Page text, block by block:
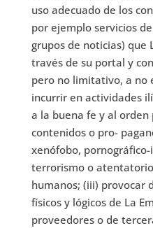
uso adecuado de los
por ejemplo servicios
grupos de noticias) que
través de su portal y
pero no limitativo, a no
incurrir en actividades
a la buena fe y al
contenidos o pro-
xenófobo,
terrorismo o
humanos; (iii) provocar
físicos y lógicos de La
proveedores o de